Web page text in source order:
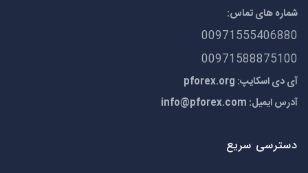
شماره های تماس:
00971555406880
00971588875100
آی دی اسکایپ: pforex.org
آدرس ایمیل: info@pforex.com
دسترسی سریع